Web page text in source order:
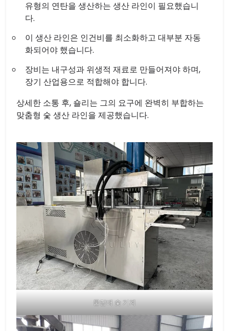
유형의 연탄을 생산하는 생산 라인이 필요했습니
다.
이 생산 라인은 인건비를 최소화하고 대부분 자동
화되어야 했습니다.
장비는 내구성과 위생적 재료로 만들어져야 하며,
장기 산업용으로 적합해야 합니다.
상세한 소통 후, 숄리는 그의 요구에 완벽히 부합하는
맞춤형 숯 생산 라인을 제공했습니다.
물담배 숯 기계